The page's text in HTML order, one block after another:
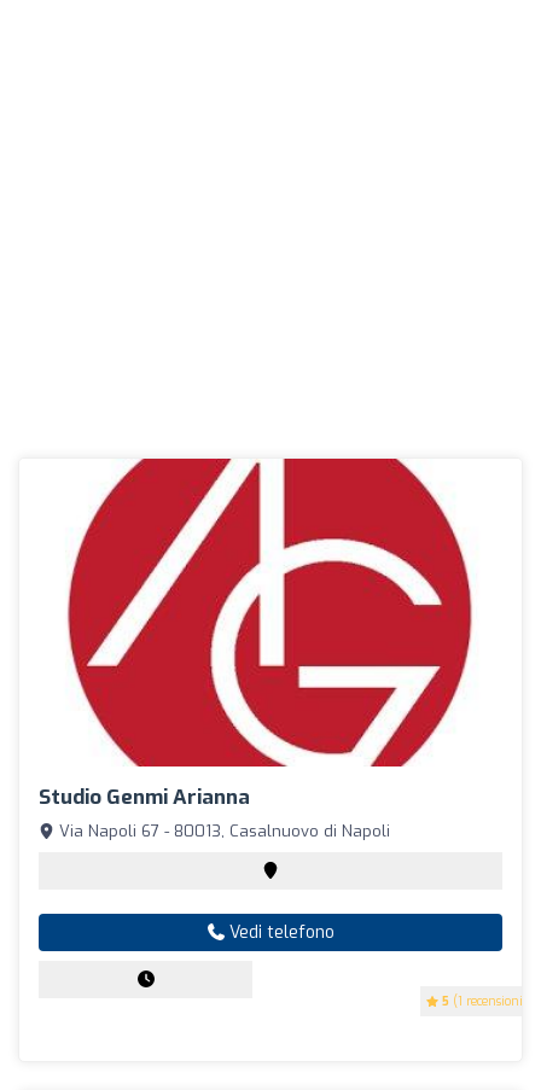
Studio Genmi Arianna
5 (1 recensioni)
Via Napoli 67 - 80013, Casalnuovo di Napoli
Vedi telefono